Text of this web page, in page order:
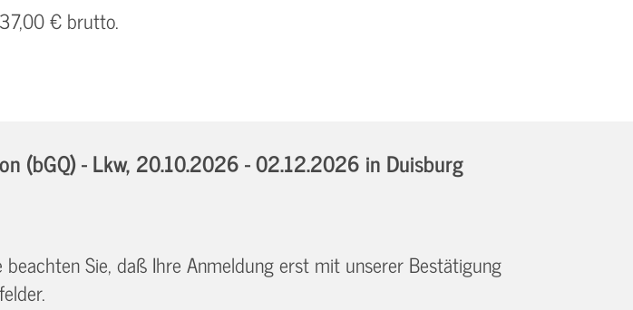
€ brutto.
(bGQ) - Lkw, 20.10.2026 - 02.12.2026 in Duisburg
Sie, daß Ihre Anmeldung erst mit unserer Bestätigung